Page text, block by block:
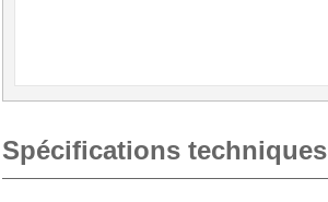
Spécifications techniques